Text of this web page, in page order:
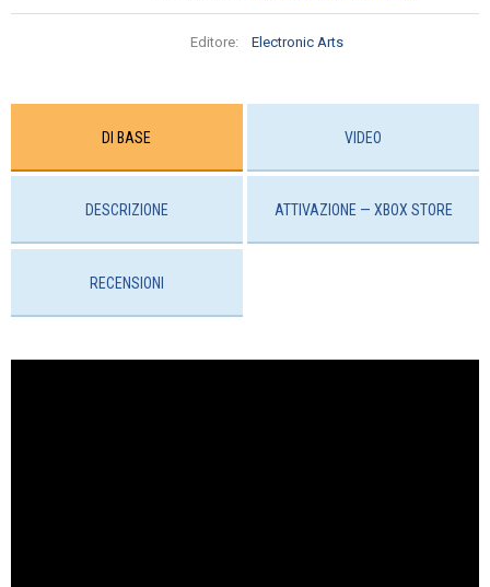
Editore: Electronic Arts
DI BASE VIDEO
DESCRIZIONE ATTIVAZIONE — ХBOX STORE
RECENSIONI